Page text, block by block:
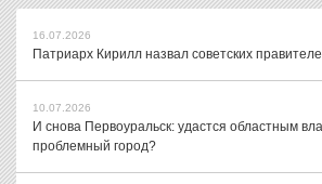
16.07.2026
Патриарх Кирилл назвал советских
10.07.2026
И снова Первоуральск: удастся областным
проблемный город?